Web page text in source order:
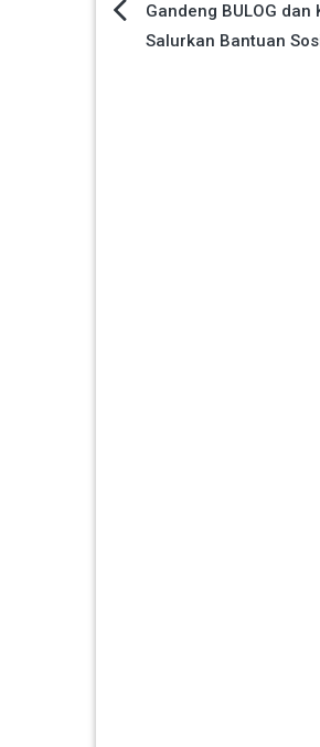
Navigasi
Gandeng BULOG
Salurkan Bantuan